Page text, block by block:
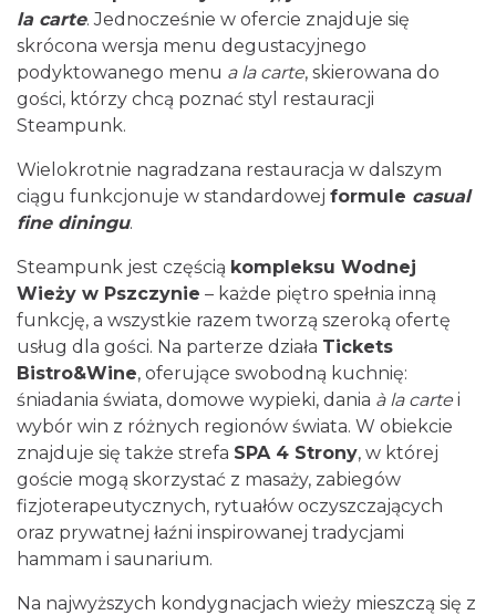
la carte. Jednocześnie w ofercie znajduje się
skrócona wersja menu degustacyjnego
podyktowanego menu a la carte, skierowana do
gości, którzy chcą poznać styl restauracji
Steampunk.
Wielokrotnie nagradzana restauracja w dalszym
ciągu funkcjonuje w standardowej formule casual
fine diningu.
Steampunk jest częścią kompleksu Wodnej
Wieży w Pszczynie – każde piętro spełnia inną
funkcję, a wszystkie razem tworzą szeroką ofertę
usług dla gości. Na parterze działa Tickets
Bistro&Wine, oferujące swobodną kuchnię:
śniadania świata, domowe wypieki, dania à la carte i
wybór win z różnych regionów świata. W obiekcie
znajduje się także strefa SPA 4 Strony, w której
goście mogą skorzystać z masaży, zabiegów
fizjoterapeutycznych, rytuałów oczyszczających
oraz prywatnej łaźni inspirowanej tradycjami
hammam i saunarium.
Na najwyższych kondygnacjach wieży mieszczą się z